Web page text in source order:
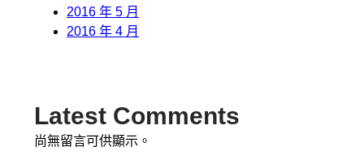
2016 年 5 月
2016 年 4 月
Latest Comments
尚無留言可供顯示。